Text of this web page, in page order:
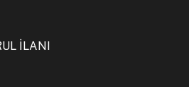
İLANI